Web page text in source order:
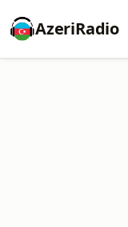
AzeriRadio